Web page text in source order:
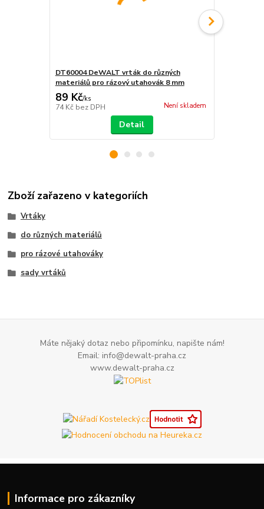
DT60004 DeWALT vrták do různých
materiálů pro rázový utahovák 8 mm
89 Kč/ks
74 Kč bez DPH Není skladem
Detail
Zboží zařazeno v kategoriích
Vrtáky
do různých materiálů
pro rázové utahováky
sady vrtáků
Máte nějaký dotaz nebo připomínku, napište nám!
Email: info@dewalt-praha.cz
www.dewalt-praha.cz
Informace pro zákazníky